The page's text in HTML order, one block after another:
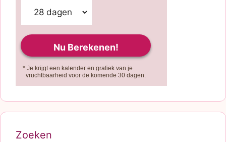
* Je krijgt een kalender en grafiek van je
vruchtbaarheid voor de komende 30 dagen.
Zoeken